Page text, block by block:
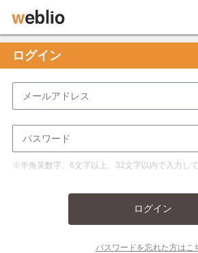
ログイン
※半角英数字、6文字以上、32文字以内で入力し
ログイン
パスワードを忘れた方はこ